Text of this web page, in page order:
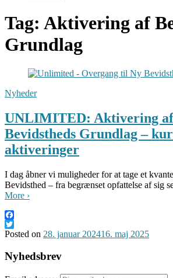
Tag: Aktivering af
Grundlag
Nyheder
UNLIMITED: Aktivering
Bevidstheds Grundlag –
aktiveringer
I dag åbner vi muligheder for at tage et
Bevidsthed – fra begrænset opfattelse af sig
More ›
Facebook
Twitter
Posted on 28. januar 202416. maj 2025
Nyhedsbrev